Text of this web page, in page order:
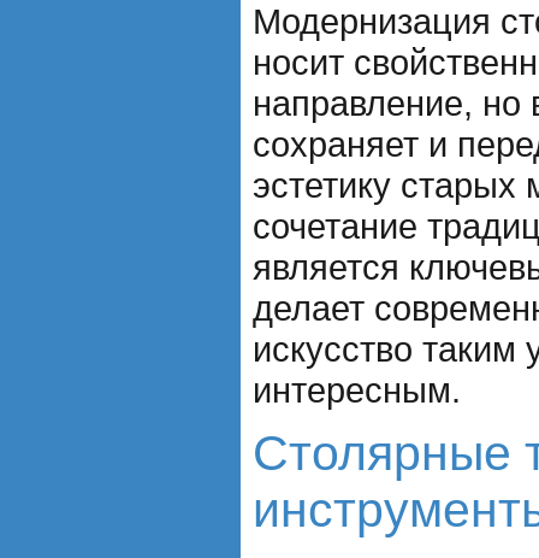
Модернизация
носит
направление, но
сохраняет и
эстетику старых
сочетание
является
делает
искусство
интересным.
Столярные